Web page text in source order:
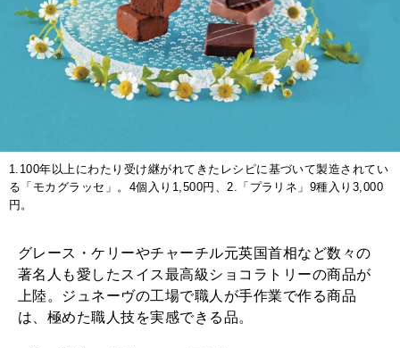
1.100年以上にわたり受け継がれてきたレシピに基づいて製造されてい
る「モカグラッセ」。4個入り1,500円、2.「プラリネ」9種入り3,000
円。
グレース・ケリーやチャーチル元英国首相など数々の
著名人も愛したスイス最高級ショコラトリーの商品が
上陸。ジュネーヴの工場で職人が手作業で作る商品
は、極めた職人技を実感できる品。